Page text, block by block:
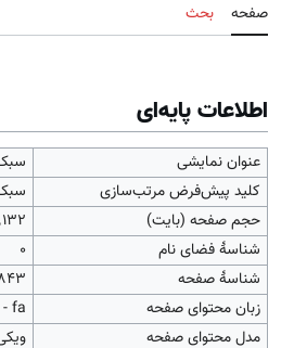
صفحه بحث
اطلاعات پایه‌ای
عنوان نمایشی
کلید پیش‌فرض مرتب‌سازی
حجم صفحه (بایت)
شناسهٔ فضای نام
0
شناسهٔ صفحه
زبان محتوای صفحه
fa - فارسی
مدل محتوای صفحه